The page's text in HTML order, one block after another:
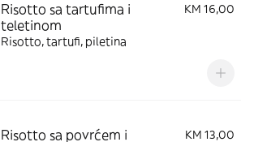
Risotto sa tartufima i
teletinom
KM 16,00
Risotto, tartufi, piletina
Risotto sa povrćem i
KM 13,00